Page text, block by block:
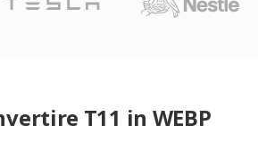
T11 in WEBP